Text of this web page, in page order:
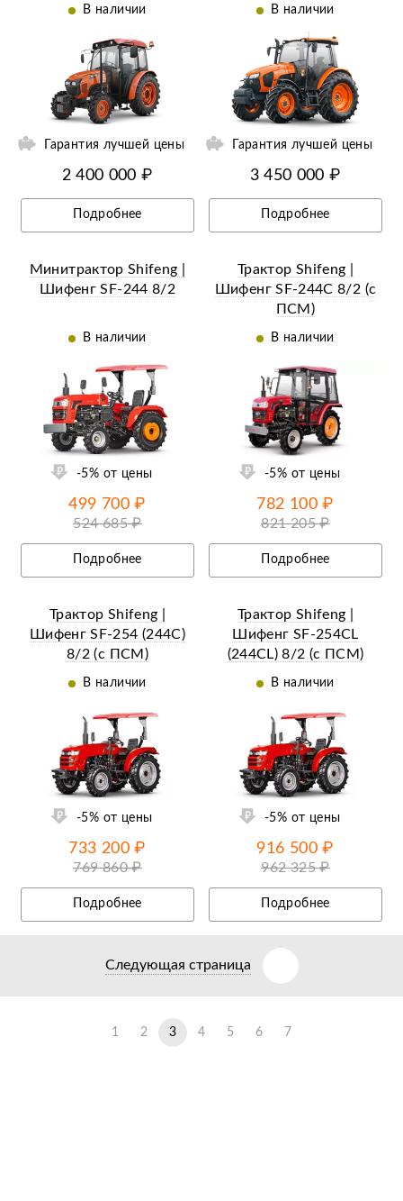
В наличии
Гарантия лучшей цены
2 400 000 ₽
Подробнее
В наличии
Гарантия лучшей цены
3 450 000 ₽
Подробнее
Минитрактор Shifeng |
Шифенг SF-244 8/2
В наличии
-5% от цены
499 700 ₽
524 685 ₽
Подробнее
Трактор Shifeng |
Шифенг SF-244С 8/2 (с
ПСМ)
В наличии
Ещё 9 фотографий
-5% от цены
782 100 ₽
821 205 ₽
Подробнее
Трактор Shifeng |
Шифенг SF-254 (244С)
8/2 (с ПСМ)
В наличии
-5% от цены
733 200 ₽
769 860 ₽
Подробнее
Трактор Shifeng |
Шифенг SF-254CL
(244СL) 8/2 (с ПСМ)
В наличии
Ещё 26 фотографий
-5% от цены
916 500 ₽
962 325 ₽
Подробнее
Следующая страница
1 2 3 4 5 6 7